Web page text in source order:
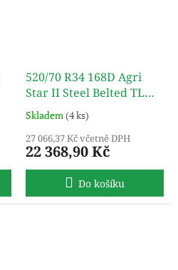
520/70 R34 168D Agri
Star II Steel Belted TL
ALLIANCE
Skladem(4 ks)
27 066,37 Kč včetně DPH
22 368,90 Kč
Do košíku